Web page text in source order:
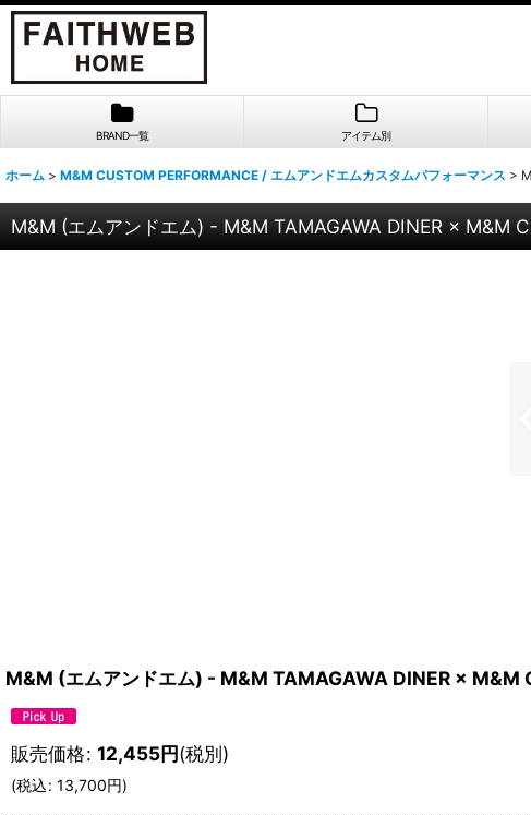
BRAND一覧 アイテム別
ホーム > M&M CUSTOM PERFORMANCE / エムアンドエムカスタムパフォーマンス >
M&M (エムアンドエム) - M&M TAMAGAWA DINER ×
M&M (エムアンドエム) - M&M TAMAGAWA DINER ×
販売価格: 12,455円(税別)
(税込: 13,700円)